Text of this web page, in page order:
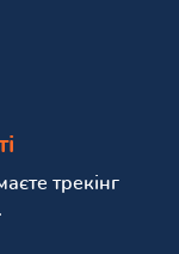
трекінг